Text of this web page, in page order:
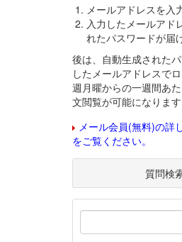
メールアドレスを入
入力したメールアド
れたパスワードが届
後は、自動生成された
したメールアドレスで
週月曜からの一週間あ
文閲覧が可能になります
メール会員(無料)の詳
をご覧ください。
質問検